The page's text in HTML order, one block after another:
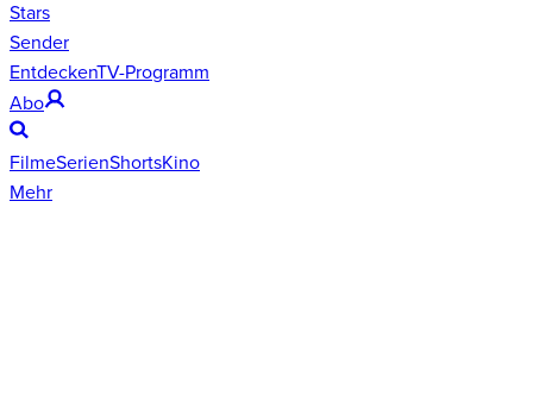
Stars
Sender
EntdeckenTV-Programm
Abo
FilmeSerienShortsKino
Mehr